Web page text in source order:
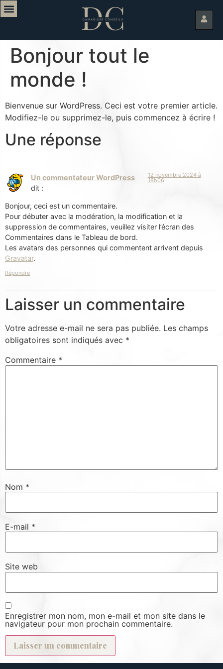
Bonjour tout le
monde !
Bienvenue sur WordPress. Ceci est votre premier article.
Modifiez-le ou supprimez-le, puis commencez à écrire !
Une réponse
Un commentateur WordPress
dit :
12 novembre 2024 à
18h06
Bonjour, ceci est un commentaire.
Pour débuter avec la modération, la modification et la
suppression de commentaires, veuillez visiter l’écran des
Commentaires dans le Tableau de bord.
Les avatars des personnes qui commentent arrivent depuis
Gravatar.
Répondre
Laisser un commentaire
Votre adresse e-mail ne sera pas publiée. Les champs
obligatoires sont indiqués avec *
Commentaire *
Nom *
E-mail *
Site web
Enregistrer mon nom, mon e-mail et mon site dans le
navigateur pour mon prochain commentaire.